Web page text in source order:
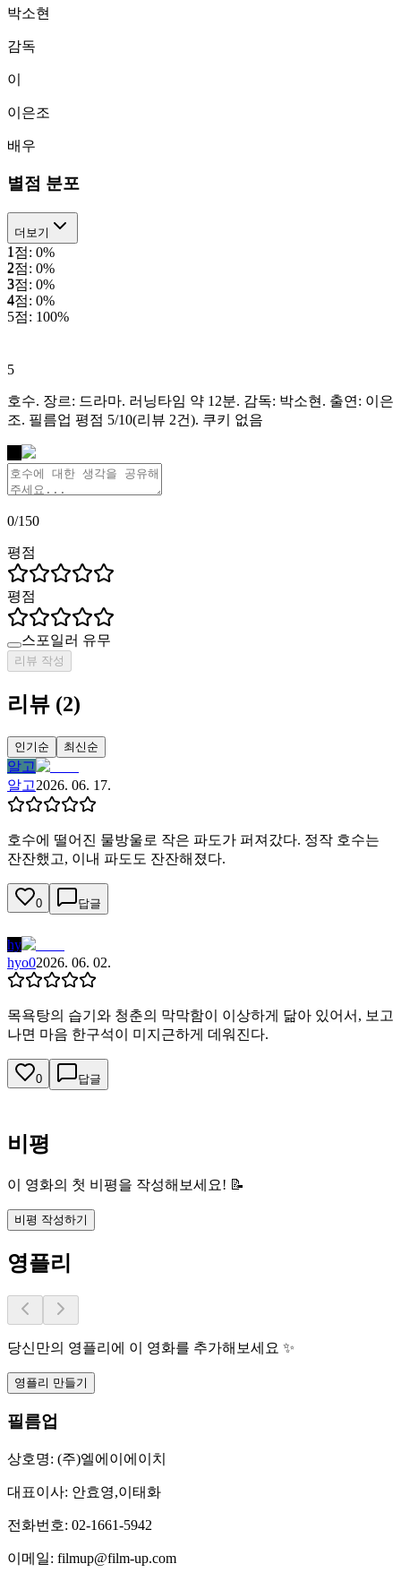
박소현
감독
이
이은조
배우
별점 분포
더보기
1점: 0%
1
2점: 0%
2
3점: 0%
3
4점: 0%
4
5점: 100%
5
호수. 장르: 드라마. 러닝타임 약 12분. 감독: 박소현. 출연: 이은
조. 필름업 평점 5/10(리뷰 2건). 쿠키 없음
0/150
평점
평점
스포일러 유무
리뷰 작성
리뷰 (2)
인기순 최신순
알고
알고2026. 06. 17.
호수에 떨어진 물방울로 작은 파도가 퍼져갔다. 정작 호수는
잔잔했고, 이내 파도도 잔잔해졌다.
0 답글
hy
hyo02026. 06. 02.
목욕탕의 습기와 청춘의 막막함이 이상하게 닮아 있어서, 보고
나면 마음 한구석이 미지근하게 데워진다.
0 답글
비평
이 영화의 첫 비평을 작성해보세요! 📝
비평 작성하기
영플리
당신만의 영플리에 이 영화를 추가해보세요 ✨
영플리 만들기
필름업
상호명: (주)엘에이에이치
대표이사: 안효영,이태화
전화번호: 02-1661-5942
이메일: filmup@film-up.com